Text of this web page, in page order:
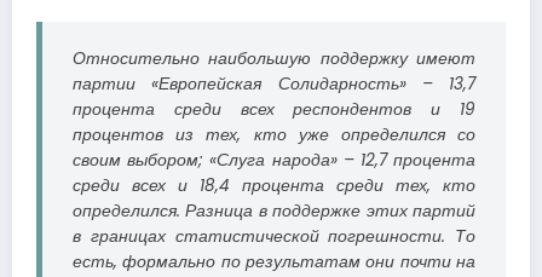
Относительно наибольшую поддержку имеют
партии «Европейская Солидарность» – 13,7
процента среди всех респондентов и 19
процентов из тех, кто уже определился со
своим выбором; «Слуга народа» – 12,7 процента
среди всех и 18,4 процента среди тех, кто
определился. Разница в поддержке этих партий
в границах статистической погрешности. То
есть, формально по результатам они почти на